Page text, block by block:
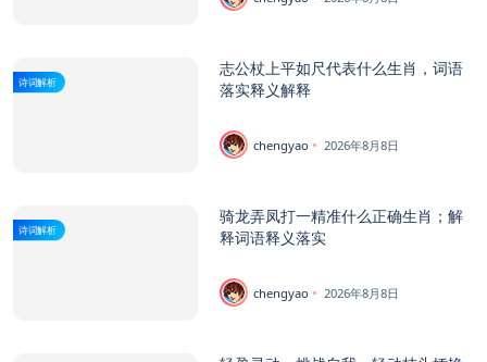
诗词解析
志公杖上平如尺代表什么生肖，词语
落实释义解释
chengyao 2026年8月8日
诗词解析
骑龙弄凤打一精准什么正确生肖；解
释词语释义落实
chengyao 2026年8月8日